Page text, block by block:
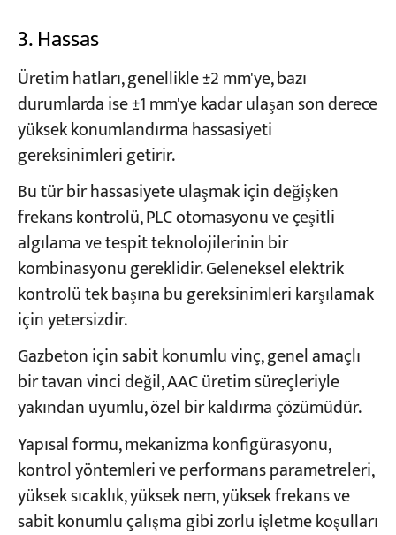
3. Hassas
Üretim hatları, genellikle ±2 mm'ye, bazı
durumlarda ise ±1 mm'ye kadar ulaşan son derece
yüksek konumlandırma hassasiyeti
gereksinimleri getirir.
Bu tür bir hassasiyete ulaşmak için değişken
frekans kontrolü, PLC otomasyonu ve çeşitli
algılama ve tespit teknolojilerinin bir
kombinasyonu gereklidir. Geleneksel elektrik
kontrolü tek başına bu gereksinimleri karşılamak
için yetersizdir.
Gazbeton için sabit konumlu vinç, genel amaçlı
bir tavan vinci değil, AAC üretim süreçleriyle
yakından uyumlu, özel bir kaldırma çözümüdür.
Yapısal formu, mekanizma konfigürasyonu,
kontrol yöntemleri ve performans parametreleri,
yüksek sıcaklık, yüksek nem, yüksek frekans ve
sabit konumlu çalışma gibi zorlu işletme koşulları